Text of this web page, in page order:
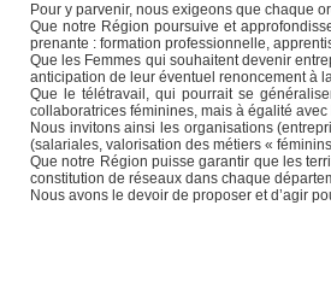
Pour y parvenir, nous exigeons que chaque
Que notre Région poursuive et
prenante : formation professionnelle,
Que les Femmes qui souhaitent devenir
anticipation de leur éventuel renoncement à
Que le télétravail, qui pourrait se
collaboratrices féminines, mais à égalité
Nous invitons ainsi les organisations
(salariales, valorisation des métiers «
Que notre Région puisse garantir que les
constitution de réseaux dans chaque
Nous avons le devoir de proposer et d’agir